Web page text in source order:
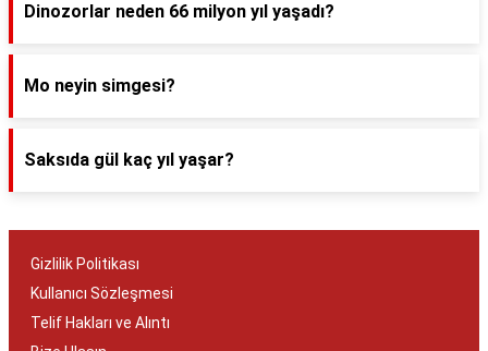
Dinozorlar neden 66 milyon yıl yaşadı?
Mo neyin simgesi?
Saksıda gül kaç yıl yaşar?
Gizlilik Politikası
Kullanıcı Sözleşmesi
Telif Hakları ve Alıntı